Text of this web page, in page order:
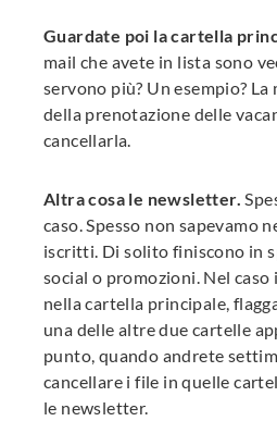
Guardate poi la cartella
mail che avete in lista sono
servono più? Un esempio?
della prenotazione delle
cancellarla.
Altra cosa le newsletter.
caso. Spesso non sapevamo
iscritti. Di solito finiscono in
social o promozioni. Nel caso
nella cartella principale,
una delle altre due cartelle
punto, quando andrete
cancellare i file in quelle
le newsletter.